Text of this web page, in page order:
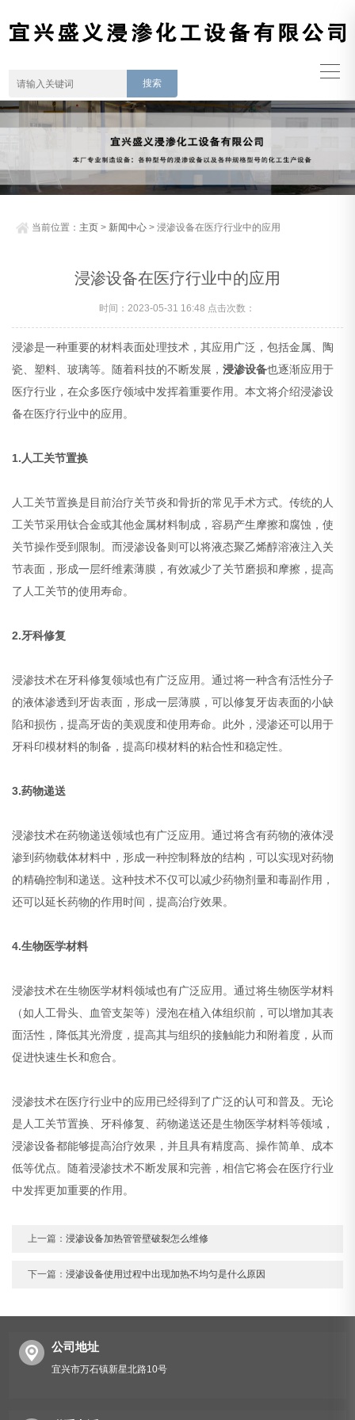
当前位置： 主页 > 新闻中心 > 浸渗设备在医疗行业中的应用
浸渗设备在医疗行业中的应用
时间：2023-05-31 16:48 点击次数：
浸渗是一种重要的材料表面处理技术，其应用广泛，包括金属、陶
瓷、塑料、玻璃等。随着科技的不断发展，浸渗设备也逐渐应用于
医疗行业，在众多医疗领域中发挥着重要作用。本文将介绍浸渗设
备在医疗行业中的应用。
1.人工关节置换
人工关节置换是目前治疗关节炎和骨折的常见手术方式。传统的人
工关节采用钛合金或其他金属材料制成，容易产生摩擦和腐蚀，使
关节操作受到限制。而浸渗设备则可以将液态聚乙烯醇溶液注入关
节表面，形成一层纤维素薄膜，有效减少了关节磨损和摩擦，提高
了人工关节的使用寿命。
2.牙科修复
浸渗技术在牙科修复领域也有广泛应用。通过将一种含有活性分子
的液体渗透到牙齿表面，形成一层薄膜，可以修复牙齿表面的小缺
陷和损伤，提高牙齿的美观度和使用寿命。此外，浸渗还可以用于
牙科印模材料的制备，提高印模材料的粘合性和稳定性。
3.药物递送
浸渗技术在药物递送领域也有广泛应用。通过将含有药物的液体浸
渗到药物载体材料中，形成一种控制释放的结构，可以实现对药物
的精确控制和递送。这种技术不仅可以减少药物剂量和毒副作用，
还可以延长药物的作用时间，提高治疗效果。
4.生物医学材料
浸渗技术在生物医学材料领域也有广泛应用。通过将生物医学材料
（如人工骨头、血管支架等）浸泡在植入体组织前，可以增加其表
面活性，降低其光滑度，提高其与组织的接触能力和附着度，从而
促进快速生长和愈合。
浸渗技术在医疗行业中的应用已经得到了广泛的认可和普及。无论
是人工关节置换、牙科修复、药物递送还是生物医学材料等领域，
浸渗设备都能够提高治疗效果，并且具有精度高、操作简单、成本
低等优点。随着浸渗技术不断发展和完善，相信它将会在医疗行业
中发挥更加重要的作用。
上一篇：浸渗设备加热管管壁破裂怎么维修
下一篇：浸渗设备使用过程中出现加热不均匀是什么原因
公司地址
宜兴市万石镇新星北路10号